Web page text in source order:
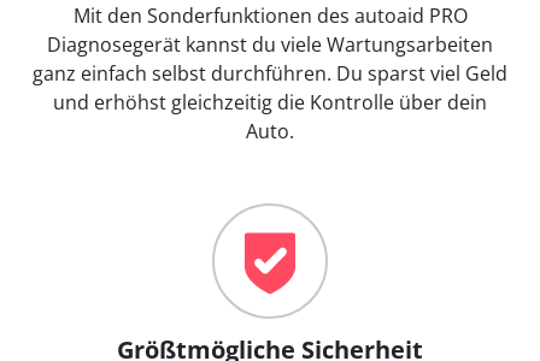
Mit den Sonderfunktionen des autoaid PRO
Diagnosegerät kannst du viele Wartungsarbeiten
ganz einfach selbst durchführen. Du sparst viel Geld
und erhöhst gleichzeitig die Kontrolle über dein
Auto.
Größtmögliche Sicherheit